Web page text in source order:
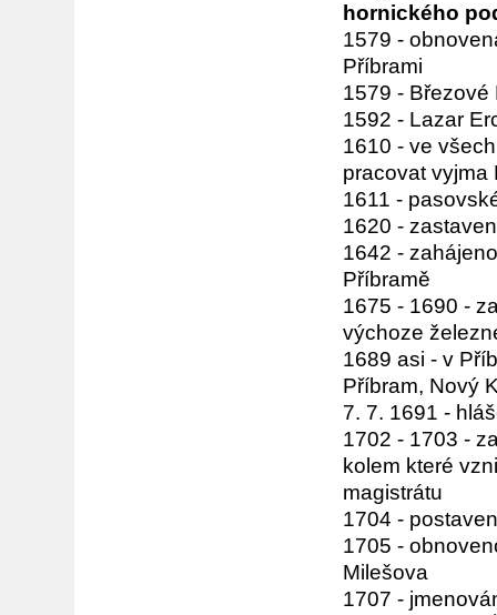
hornického
1579 -
Příbrami
1579 -
1592 - Lazar
1610 - ve
pracovat vyjma
1611 -
1620 -
1642 -
Příbramě
1675 - 1690 -
výchoze
1689 asi - v
Příbram, Nový
7. 7. 1691 -
1702 - 1703 -
kolem které
magistrátu
1704 -
1705 -
Milešova
1707 -